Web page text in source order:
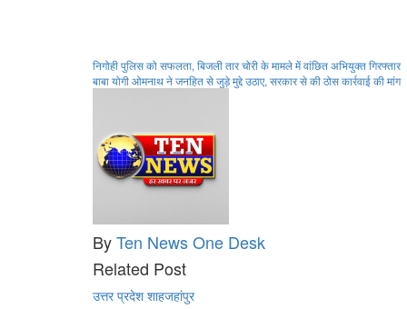
Post
navigation
निगोही पुलिस को सफलता, बिजली तार चोरी के मामले में वांछित अभियुक्त गिरफ्तार
बाबा योगी ओमनाथ ने जनहित से जुड़े मुद्दे उठाए, सरकार से की ठोस कार्रवाई की मांग
ByTen News One Desk
Related Post
उत्तर प्रदेश शाहजहांपुर